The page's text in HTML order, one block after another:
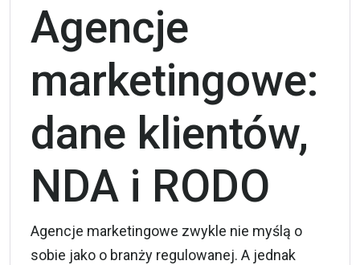
Agencje
marketingowe:
dane klientów,
NDA i RODO
Agencje marketingowe zwykle nie myślą o
sobie jako o branży regulowanej. A jednak